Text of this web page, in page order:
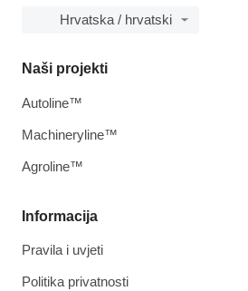
Hrvatska / hrvatski
Informacija
Pravila i uvjeti
Politika privatnosti
Naši projekti
Autoline™
Machineryline™
Agroline™